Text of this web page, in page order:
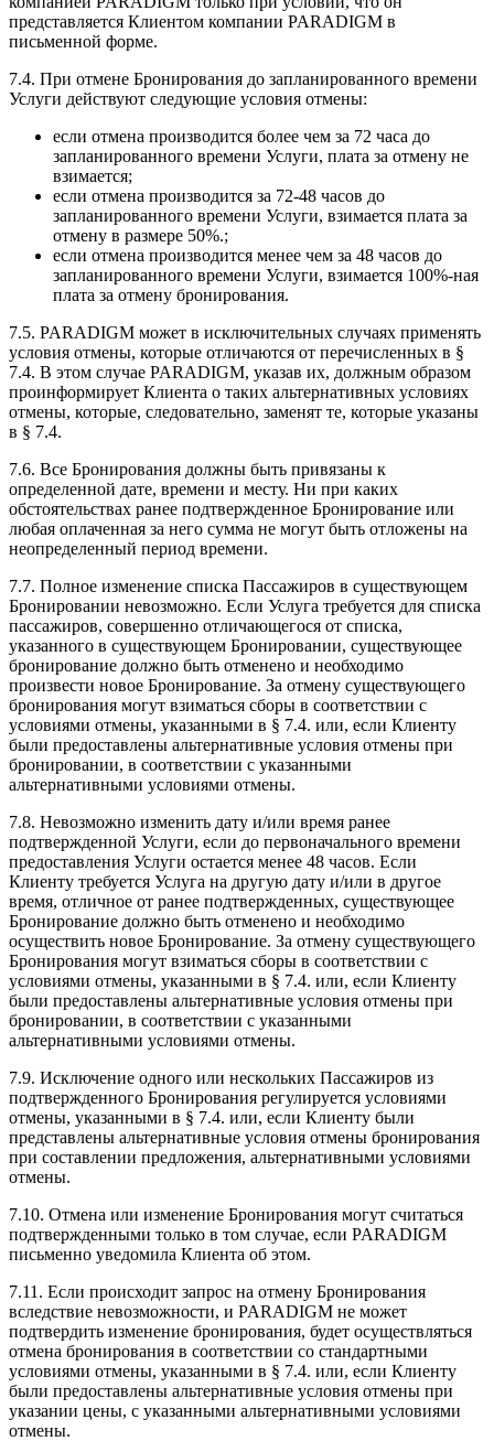
представляется Клиентом компании PARADIGM в
письменной форме.
7.4. При отмене Бронирования до запланированного времени
Услуги действуют следующие условия отмены:
если отмена производится более чем за 72 часа до
запланированного времени Услуги, плата за отмену не
взимается;
если отмена производится за 72-48 часов до
запланированного времени Услуги, взимается плата за
отмену в размере 50%.;
если отмена производится менее чем за 48 часов до
запланированного времени Услуги, взимается 100%-ная
плата за отмену бронирования.
7.5. PARADIGM может в исключительных случаях применять
условия отмены, которые отличаются от перечисленных в §
7.4. В этом случае PARADIGM, указав их, должным образом
проинформирует Клиента о таких альтернативных условиях
отмены, которые, следовательно, заменят те, которые указаны
в § 7.4.
7.6. Все Бронирования должны быть привязаны к
определенной дате, времени и месту. Ни при каких
обстоятельствах ранее подтвержденное Бронирование или
любая оплаченная за него сумма не могут быть отложены на
неопределенный период времени.
7.7. Полное изменение списка Пассажиров в существующем
Бронировании невозможно. Если Услуга требуется для списка
пассажиров, совершенно отличающегося от списка,
указанного в существующем Бронировании, существующее
бронирование должно быть отменено и необходимо
произвести новое Бронирование. За отмену существующего
бронирования могут взиматься сборы в соответствии с
условиями отмены, указанными в § 7.4. или, если Клиенту
были предоставлены альтернативные условия отмены при
бронировании, в соответствии с указанными
альтернативными условиями отмены.
7.8. Невозможно изменить дату и/или время ранее
подтвержденной Услуги, если до первоначального времени
предоставления Услуги остается менее 48 часов. Если
Клиенту требуется Услуга на другую дату и/или в другое
время, отличное от ранее подтвержденных, существующее
Бронирование должно быть отменено и необходимо
осуществить новое Бронирование. За отмену существующего
Бронирования могут взиматься сборы в соответствии с
условиями отмены, указанными в § 7.4. или, если Клиенту
были предоставлены альтернативные условия отмены при
бронировании, в соответствии с указанными
альтернативными условиями отмены.
7.9. Исключение одного или нескольких Пассажиров из
подтвержденного Бронирования регулируется условиями
отмены, указанными в § 7.4. или, если Клиенту были
представлены альтернативные условия отмены бронирования
при составлении предложения, альтернативными условиями
отмены.
7.10. Отмена или изменение Бронирования могут считаться
подтвержденными только в том случае, если PARADIGM
письменно уведомила Клиента об этом.
7.11. Если происходит запрос на отмену Бронирования
вследствие невозможности, и PARADIGM не может
подтвердить изменение бронирования, будет осуществляться
отмена бронирования в соответствии со стандартными
условиями отмены, указанными в § 7.4. или, если Клиенту
были предоставлены альтернативные условия отмены при
указании цены, с указанными альтернативными условиями
отмены.